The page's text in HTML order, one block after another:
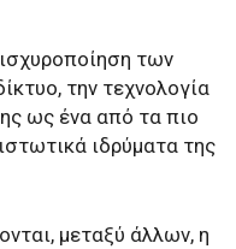
των
την τεχνολογία
ως ένα από τα πιο
ιδρύματα της
μεταξύ άλλων, η